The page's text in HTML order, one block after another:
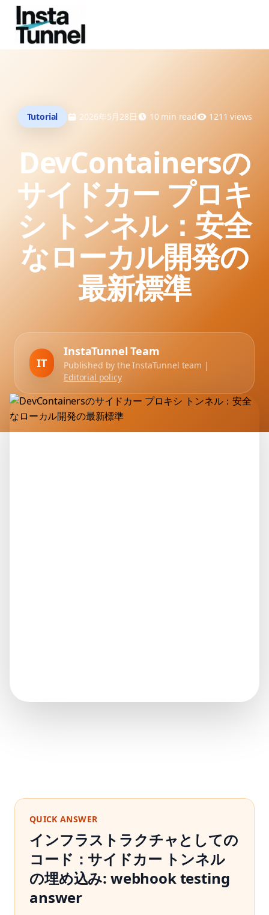
Tutorial 2026年5月28日 10min read 1211 views
DevContainersの
サイドカー プロキ
シ トンネル：安全
なローカル開発の
最新標準
IT
InstaTunnel Team
Published by the InstaTunnel team |
Editorial policy
QUICK ANSWER
インフラストラクチャとしての
コード：サイドカー トンネル
の埋め込み: webhook testing
answer